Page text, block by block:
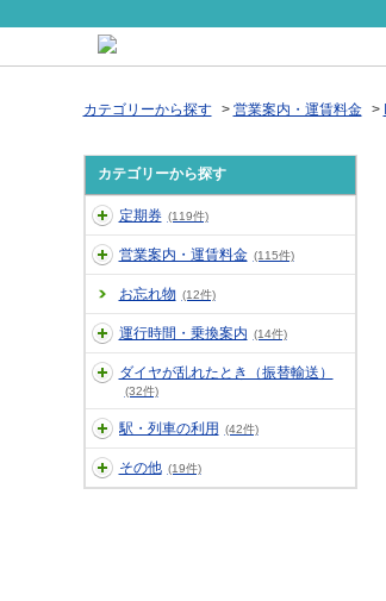
カテゴリーから探す > 営業案内・運賃料金 >
カテゴリーから探す
定期券 (119件)
営業案内・運賃料金 (115件)
お忘れ物 (12件)
運行時間・乗換案内 (14件)
ダイヤが乱れたとき（振替輸送）
(32件)
駅・列車の利用 (42件)
その他 (19件)